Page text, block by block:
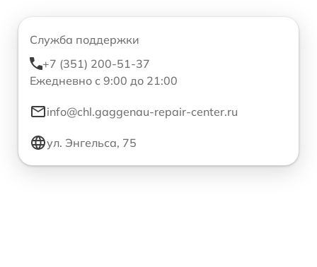
Служба поддержки
+7 (351) 200-51-37
Ежедневно с 9:00 до 21:00
info@chl.gaggenau-repair-center.ru
ул. Энгельса, 75